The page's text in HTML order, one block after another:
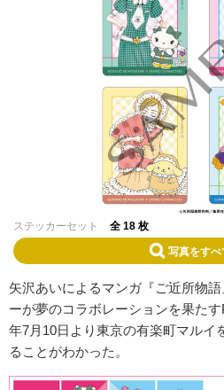
ステッカーセット 全 18 枚
写真をすべ
矢沢あいによるマンガ『ご近所物
ーが夢のコラボレーションを果た
年7月10日より東京の有楽町マルイ
ることがわかった。